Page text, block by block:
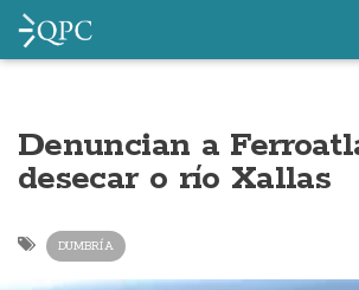
Denuncian a
desecar o río Xallas
DUMBRÍA